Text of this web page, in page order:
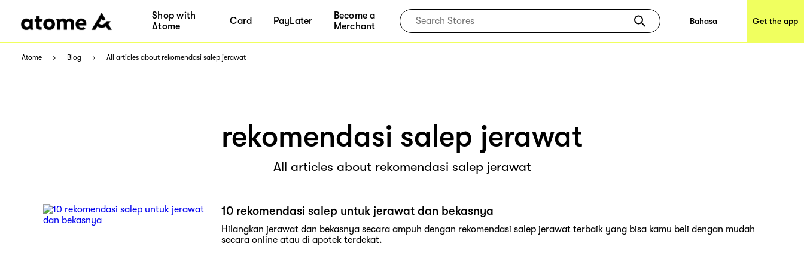
Shop with
Atome
Card PayLater
Become a
Merchant
Bahasa Get the app
Atome Blog All articles about rekomendasi salep jerawat
rekomendasi salep jerawat
All articles about rekomendasi salep jerawat
10 rekomendasi salep untuk jerawat dan bekasnya
Hilangkan jerawat dan bekasnya secara ampuh dengan rekomendasi salep jerawat terbaik yang bisa kamu beli dengan mudah
secara online atau di apotek terdekat.